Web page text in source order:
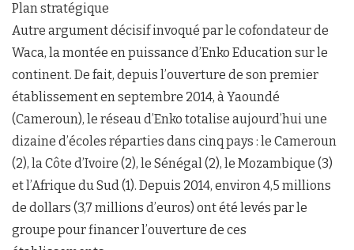
Plan stratégique
Autre argument décisif invoqué par le cofondateur de
Waca, la montée en puissance d’Enko Education sur le
continent. De fait, depuis l’ouverture de son premier
établissement en septembre 2014, à Yaoundé
(Cameroun), le réseau d’Enko totalise aujourd’hui une
dizaine d’écoles réparties dans cinq pays : le Cameroun
(2), la Côte d’Ivoire (2), le Sénégal (2), le Mozambique (3)
et l’Afrique du Sud (1). Depuis 2014, environ 4,5 millions
de dollars (3,7 millions d’euros) ont été levés par le
groupe pour financer l’ouverture de ces